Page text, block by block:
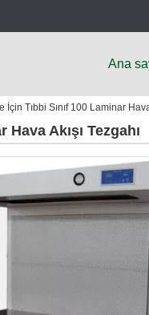
Ana
İçin Tıbbi Sınıf 100 Laminar Hava
Akışı Tezgahı